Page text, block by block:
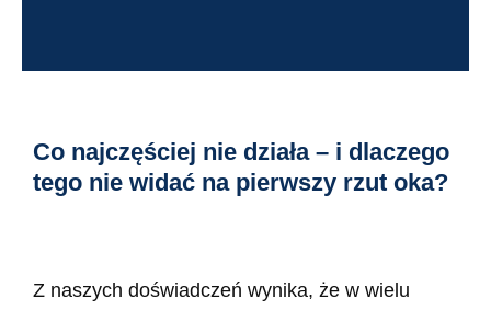
Co najczęściej nie działa – i dlaczego
tego nie widać na pierwszy rzut oka?
Z naszych doświadczeń wynika, że w wielu